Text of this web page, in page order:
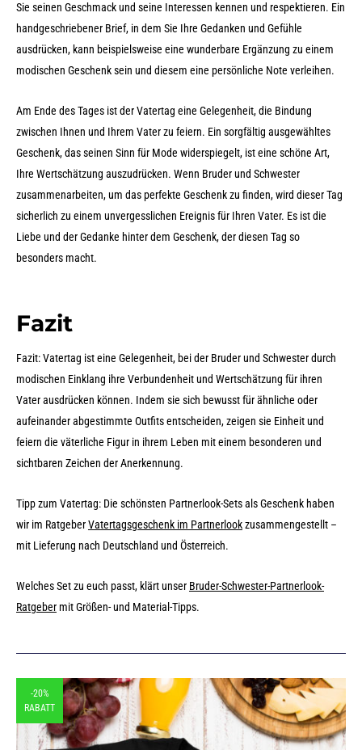
Sie seinen Geschmack und seine Interessen kennen und respektieren. Ein
handgeschriebener Brief, in dem Sie Ihre Gedanken und Gefühle
ausdrücken, kann beispielsweise eine wunderbare Ergänzung zu einem
modischen Geschenk sein und diesem eine persönliche Note verleihen.
Am Ende des Tages ist der Vatertag eine Gelegenheit, die Bindung
zwischen Ihnen und Ihrem Vater zu feiern. Ein sorgfältig ausgewähltes
Geschenk, das seinen Sinn für Mode widerspiegelt, ist eine schöne Art,
Ihre Wertschätzung auszudrücken. Wenn Bruder und Schwester
zusammenarbeiten, um das perfekte Geschenk zu finden, wird dieser Tag
sicherlich zu einem unvergesslichen Ereignis für Ihren Vater. Es ist die
Liebe und der Gedanke hinter dem Geschenk, der diesen Tag so
besonders macht.
Fazit
Fazit: Vatertag ist eine Gelegenheit, bei der Bruder und Schwester durch
modischen Einklang ihre Verbundenheit und Wertschätzung für ihren
Vater ausdrücken können. Indem sie sich bewusst für ähnliche oder
aufeinander abgestimmte Outfits entscheiden, zeigen sie Einheit und
feiern die väterliche Figur in ihrem Leben mit einem besonderen und
sichtbaren Zeichen der Anerkennung.
Tipp zum Vatertag: Die schönsten Partnerlook-Sets als Geschenk haben
wir im RatgeberVatertagsgeschenk im Partnerlookzusammengestellt –
mit Lieferung nach Deutschland und Österreich.
Welches Set zu euch passt, klärt unser Bruder-Schwester-Partnerlook-
Ratgeber mit Größen- und Material-Tipps.
-20%
RABATT